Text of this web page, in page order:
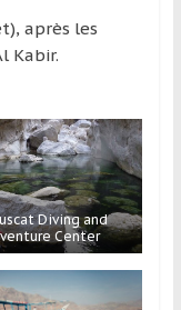
après les
Kabir.
Diving and
Center